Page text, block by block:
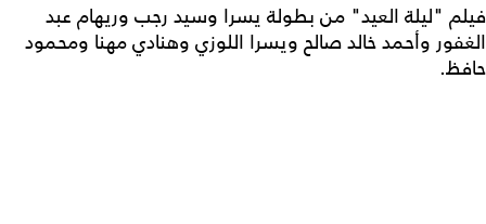
فيلم "ليلة العيد" من بطولة يسرا وسيد رجب وريهام عبد
الغفور وأحمد خالد صالح ويسرا اللوزي وهنادي مهنا ومحمود
حافظ.